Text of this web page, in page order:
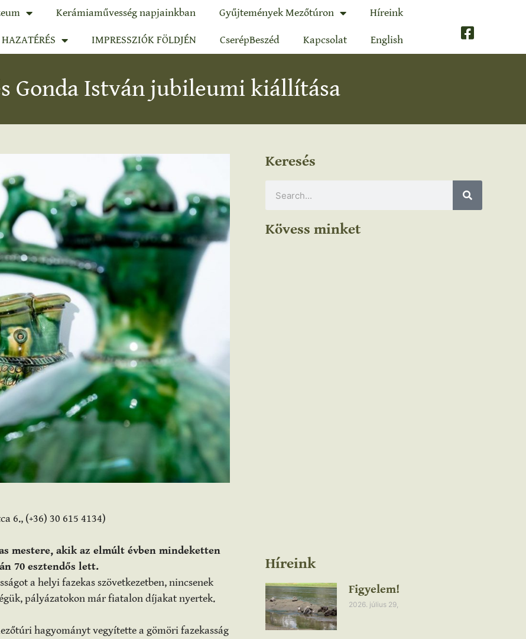
Kerámiaművesség napjainkban Gyűjtemények Mezőtúron Híreink
HAZATÉRÉS IMPRESSZIÓK FÖLDJÉN CserépBeszéd Kapcsolat English
Gonda István jubileumi kiállítása
6., (+36) 30 615 4134)
mestere, akik az elmúlt évben mindeketten
70 esztendős lett.
a helyi fazekas szövetkezetben, nincsenek
pályázatokon már fiatalon díjakat nyertek.
hagyományt vegyítette a gömöri fazekasság
Keresés
Kövess minket
Híreink
Figyelem!
2026. július 29,